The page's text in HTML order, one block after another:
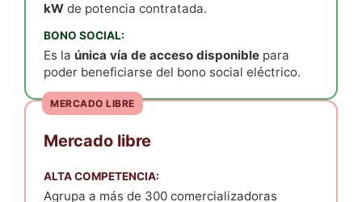
kW de potencia contratada.
BONO SOCIAL:
Es la única vía de acceso disponible para
poder beneficiarse del bono social eléctrico.
MERCADO LIBRE
Mercado libre
ALTA COMPETENCIA:
Agrupa a más de 300 comercializadoras